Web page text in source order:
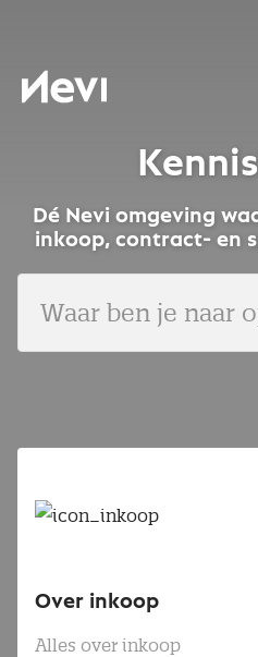
Nevi
Dé Nevi omgeving
inkoop, contract- en
Over inkoop
Alles over inkoop